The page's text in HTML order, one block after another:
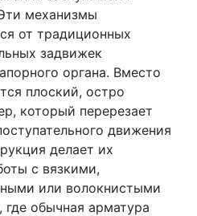
механизмы
от традиционных
задвижек
органа. Вместо
плоский, остро
который перерезает
движения
делает их
с вязкими,
или волокнистыми
обычная арматура